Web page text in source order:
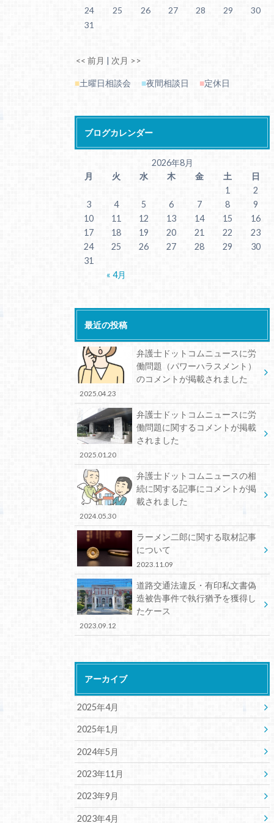
<< 前月 | 次月 >>
24
25 26 27 28 29
30
31
■土曜日相談会 ■夜間相談日 ■定休日
ブログカレンダー
2026年8月
月
火 水 木 金 土 日
« 4月
1
2
3
4 5 6 7 8
9
10
11 12 13 14 15
16
17
18 19 20 21 22
23
24
25 26 27 28 29
30
31
最近の投稿
弁護士ドットコムニュースに労
働問題（パワーハラスメント）
のコメントが掲載されました
2025.04.23
弁護士ドットコムニュースに労
働問題に関するコメントが掲載
されました
2025.01.20
弁護士ドットコムニュースの相
続に関する記事にコメントが掲
載されました
2024.05.30
ラーメン二郎に関する取材記事
について
2023.11.09
道路交通法違反・有印私文書偽
造被告事件で執行猶予を獲得し
たケース
2023.09.12
アーカイブ
2025年4月
2025年1月
2024年5月
2023年11月
2023年9月
2023年4月